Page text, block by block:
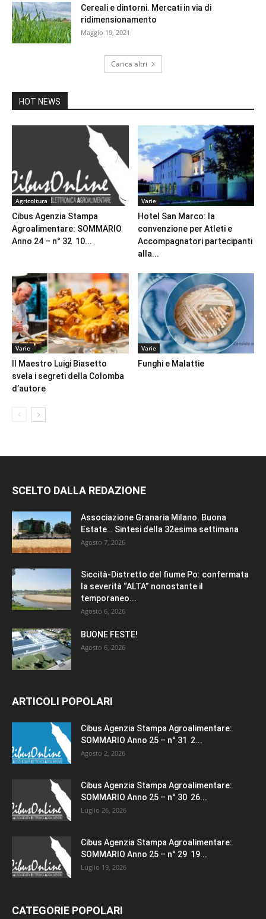
Cereali e dintorni. Mercati in via di
ridimensionamento
Maggio 19, 2021
Carica altri
HOT NEWS
Agricoltura
Cibus Agenzia Stampa
Agroalimentare: SOMMARIO
Anno 24 – n° 32 10...
Varie
Hotel San Marco: la
convenzione per Atleti e
Accompagnatori partecipanti
alla...
Varie
Il Maestro Luigi Biasetto
svela i segreti della Colomba
d’autore
Varie
Funghi e Malattie
SCELTO DALLA REDAZIONE
Associazione Granaria Milano. Buona
Estate… Sintesi della 32esima settimana
Agosto 7, 2026
Siccità-Distretto del fiume Po: confermata
la severità “ALTA” nonostante il
temporaneo...
Agosto 6, 2026
BUONE FESTE!
Agosto 6, 2026
ARTICOLI POPOLARI
Cibus Agenzia Stampa Agroalimentare:
SOMMARIO Anno 25 – n° 31 2...
Agosto 2, 2026
Cibus Agenzia Stampa Agroalimentare:
SOMMARIO Anno 25 – n° 30 26...
Luglio 26, 2026
Cibus Agenzia Stampa Agroalimentare:
SOMMARIO Anno 25 – n° 29 19...
Luglio 19, 2026
CATEGORIE POPOLARI